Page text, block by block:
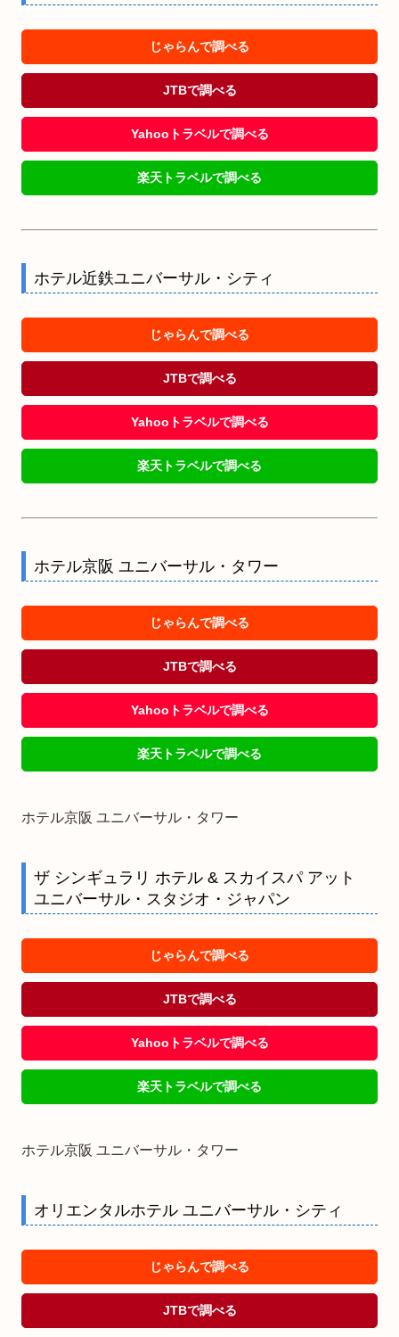
じゃらんで調べる
JTBで調べる
Yahooトラベルで調べる
楽天トラベルで調べる
ホテル近鉄ユニバーサル・シティ
じゃらんで調べる
JTBで調べる
Yahooトラベルで調べる
楽天トラベルで調べる
ホテル京阪 ユニバーサル・タワー
じゃらんで調べる
JTBで調べる
Yahooトラベルで調べる
楽天トラベルで調べる
ホテル京阪 ユニバーサル・タワー
ザ シンギュラリ ホテル & スカイスパ アット
ユニバーサル・スタジオ・ジャパン
じゃらんで調べる
JTBで調べる
Yahooトラベルで調べる
楽天トラベルで調べる
ホテル京阪 ユニバーサル・タワー
オリエンタルホテル ユニバーサル・シティ
じゃらんで調べる
JTBで調べる